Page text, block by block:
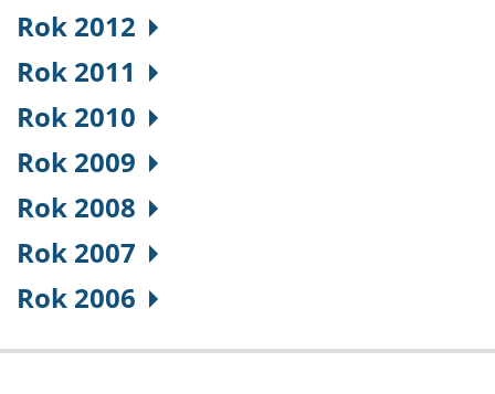
Rok 2012
Rok 2011
Rok 2010
Rok 2009
Rok 2008
Rok 2007
Rok 2006